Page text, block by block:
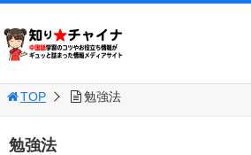
TOP 勉強法
勉強法